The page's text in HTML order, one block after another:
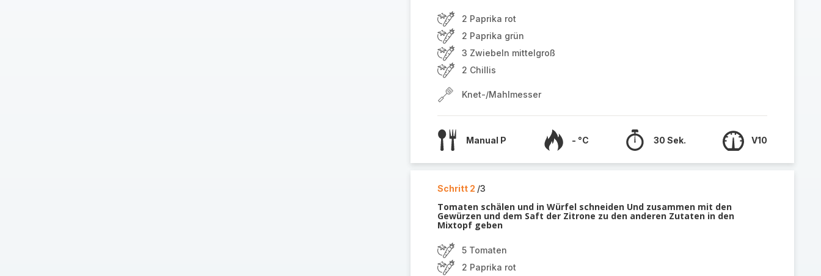
2 Paprika rot
2 Paprika grün
3 Zwiebeln mittelgroß
2 Chillis
Knet-/Mahlmesser
Manual P - °C 30 Sek. V10
Schritt 2 /3
Tomaten schälen und in Würfel schneiden Und zusammen mit den
Gewürzen und dem Saft der Zitrone zu den anderen Zutaten in den
Mixtopf geben
5 Tomaten
2 Paprika rot